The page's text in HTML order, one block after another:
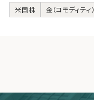
米国株 金（コモディティ）